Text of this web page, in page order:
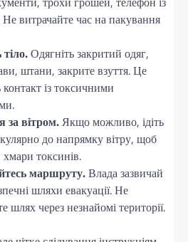
витрачайте час на пакування
тіло.Одягніть закритий одяг,
штани, закрите взуття. Це
із токсичними
за вітром.Якщо можливо, ідіть
до напрямку вітру, щоб
токсинів.
маршруту.Влада зазвичай
шляхи евакуації. Не
шлях через незнайомі території.